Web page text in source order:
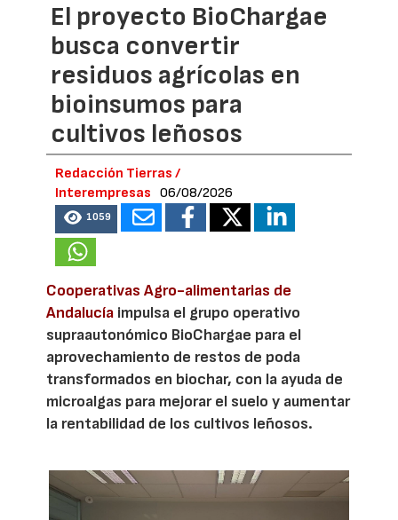
El proyecto BioChargae
busca convertir
residuos agrícolas en
bioinsumos para
cultivos leñosos
Redacción Tierras /
Interempresas
06/08/2026
1059
Cooperativas Agro-alimentarias de
Andalucía impulsa el grupo operativo
supraautonómico BioChargae para el
aprovechamiento de restos de poda
transformados en biochar, con la ayuda de
microalgas para mejorar el suelo y aumentar
la rentabilidad de los cultivos leñosos.